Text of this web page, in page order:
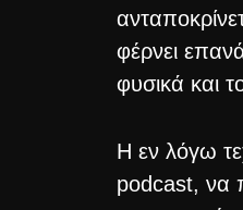
φέρνει
φυσικά και
H εν λόγω
podcast, να